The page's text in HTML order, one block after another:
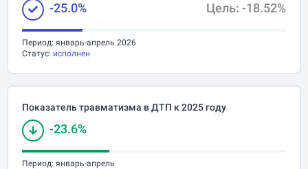
-25.0% Цель: -18.52%
Период: январь-апрель 2026
Статус: исполнен
Показатель травматизма в ДТП к 2025 году
-23.6%
Период: январь-апрель